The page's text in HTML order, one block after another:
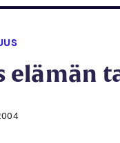
elämän